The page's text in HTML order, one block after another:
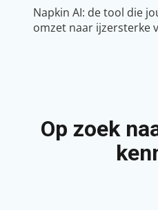
Napkin AI: de tool die
omzet naar ijzersterke
Op zoek